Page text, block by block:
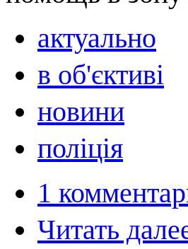
актуально
в об'єктиві
новини
поліція
1
Читать